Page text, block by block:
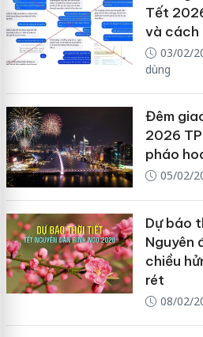
Tết
và cách
03/02/
dùng
Đêm
2026
pháo
05/02/
Dự báo
Nguyên
chiều
rét
08/02/